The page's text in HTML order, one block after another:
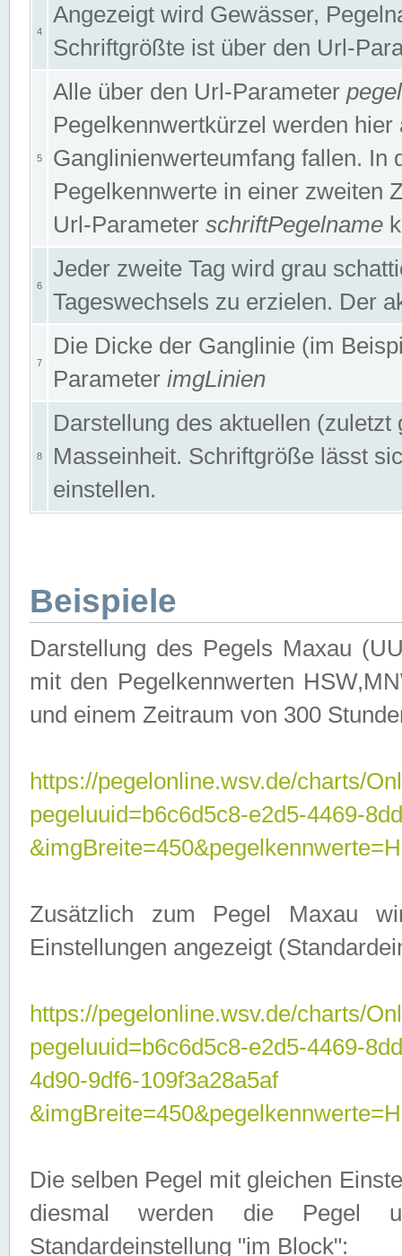
4
Angezeigt wird Gewässer,
Schriftgrößte ist über den Url-
5
Alle über den Url-Parameter
Pegelkennwertkürzel werden
Ganglinienwerteumfang fallen. In
Pegelkennwerte in einer zweiten
Url-Parameter schriftPegelname
6
Jeder zweite Tag wird grau
Tageswechsels zu erzielen. Der
7
Die Dicke der Ganglinie (im
Parameter imgLinien
8
Darstellung des aktuellen
Masseinheit. Schriftgröße lässt
einstellen.
Beispiele
Darstellung des Pegels Maxau
mit den Pegelkennwerten
und einem Zeitraum von 300
https://pegelonline.wsv.de/charts/
pegeluuid=b6c6d5c8-e2d5-4469-
Zusätzlich zum Pegel Maxau
Einstellungen angezeigt
https://pegelonline.wsv.de/charts/
pegeluuid=b6c6d5c8-e2d5-4469-
4d90-9df6-109f3a28a5af
Die selben Pegel mit gleichen
diesmal werden die Pegel
Standardeinstellung "im Block":